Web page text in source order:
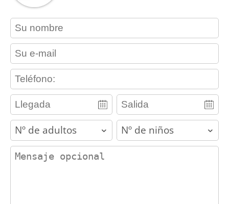
contact_name
contact_email
contact_phone
adults children
contact_message